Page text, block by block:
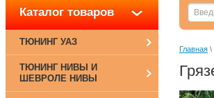
Каталог товаров
ТЮНИНГ УАЗ
ТЮНИНГ НИВЫ И
ШЕВРОЛЕ НИВЫ
Главная \